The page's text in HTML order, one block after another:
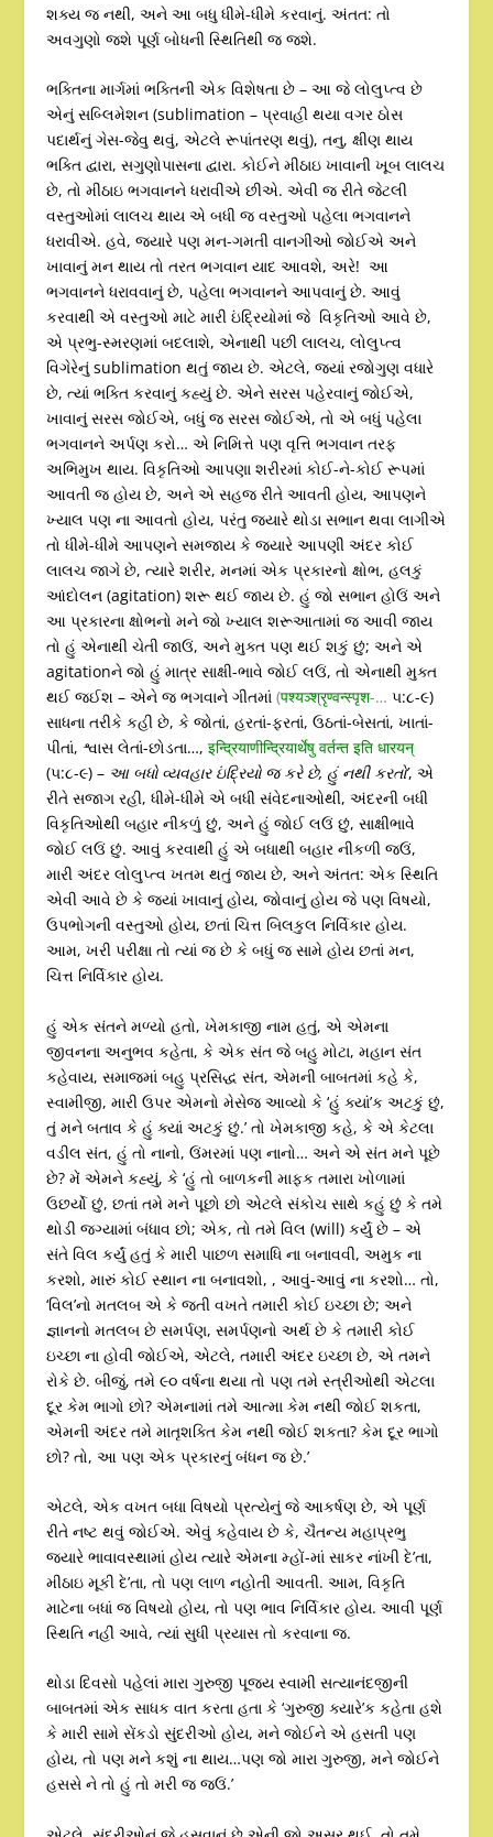
શક્ય જ નથી, અને આ બધુ ધીમે-ધીમે કરવાનું. અંતત: તો
અવગુણો જશે પૂર્ણ બોધની સ્થિતિથી જ જશે.
ભક્તિના માર્ગમાં ભક્તિની એક વિશેષતા છે – આ જે લોલુપ્ત્વ છે
એનું સબ્લિમેશન (sublimation – પ્રવાહી થયા વગર ઠોસ
પદાર્થનું ગેસ-જેવુ થવું, એટલે રૂપાંતરણ થવું), તનુ, ક્ષીણ થાય
ભક્તિ દ્વારા, સગુણોપાસના દ્વારા. કોઈને મીઠાઇ ખાવાની ખૂબ લાલચ
છે, તો મીઠાઇ ભગવાનને ધરાવીએ છીએ. એવી જ રીતે જેટલી
વસ્તુઓમાં લાલચ થાય એ બધી જ વસ્તુઓ પહેલા ભગવાનને
ધરાવીએ. હવે, જ્યારે પણ મન-ગમતી વાનગીઓ જોઈએ અને
ખાવાનું મન થાય તો તરત ભગવાન યાદ આવશે, અરે! આ
ભગવાનને ધરાવવાનું છે, પહેલા ભગવાનને આપવાનું છે. આવું
કરવાથી એ વસ્તુઓ માટે મારી ઇંદ્રિયોમાં જે વિકૃતિઓ આવે છે,
એ પ્રભુ-સ્મરણમાં બદલાશે, એનાથી પછી લાલચ, લોલુપ્ત્વ
વિગેરેનું sublimation થતું જાય છે. એટલે, જ્યાં રજોગુણ વધારે
છે, ત્યાં ભક્તિ કરવાનું કહ્યું છે. એને સરસ પહેરવાનું જોઈએ,
ખાવાનું સરસ જોઈએ, બધું જ સરસ જોઈએ, તો એ બધું પહેલા
ભગવાનને અર્પણ કરો… એ નિમિત્તે પણ વૃત્તિ ભગવાન તરફ
અભિમુખ થાય. વિકૃતિઓ આપણા શરીરમાં કોઈ-ને-કોઈ રૂપમાં
આવતી જ હોય છે, અને એ સહજ રીતે આવતી હોય, આપણને
ખ્યાલ પણ ના આવતો હોય, પરંતુ જ્યારે થોડા સભાન થવા લાગીએ
તો ધીમે-ધીમે આપણને સમજાય કે જ્યારે આપણી અંદર કોઈ
લાલચ જાગે છે, ત્યારે શરીર, મનમાં એક પ્રકારનો ક્ષોભ, હલકું
આંદોલન (agitation) શરૂ થઈ જાય છે. હું જો સભાન હોઉં અને
આ પ્રકારના ક્ષોભનો મને જો ખ્યાલ શરૂઆતામાં જ આવી જાય
તો હું એનાથી ચેતી જાઉં, અને મુક્ત પણ થઈ શકું છું; અને એ
agitationને જો હું માત્ર સાક્ષી-ભાવે જોઈ લઉં, તો એનાથી મુક્ત
થઈ જઈશ – એને જ ભગવાને ગીતમાં (पश्यञ्श्रृण्वन्स्पृश-…૫:૮-૯)
સાધના તરીકે કહી છે, કે જોતાં, હરતાં-ફરતાં, ઉઠતાં-બેસતાં, ખાતાં-
પીતાં, શ્વાસ લેતાં-છોડતા…,इन्द्रियाणीन्द्रियार्थेषु वर्तन्त इति धारयन्
(૫:૮-૯) – આ બધો વ્યવહાર ઇંદ્રિયો જ કરે છે, હું નથી કરતો’, એ
રીતે સજાગ રહી, ધીમે-ધીમે એ બધી સંવેદનાઓથી, અંદરની બધી
વિકૃતિઓથી બહાર નીકળું છું, અને હું જોઈ લઉં છું, સાક્ષીભાવે
જોઈ લઉં છું. આવું કરવાથી હું એ બધાથી બહાર નીકળી જઉં,
મારી અંદર લોલુપ્ત્વ ખતમ થતું જાય છે, અને અંતત: એક સ્થિતિ
એવી આવે છે કે જ્યાં ખાવાનું હોય, જોવાનું હોય જે પણ વિષયો,
ઉપભોગની વસ્તુઓ હોય, છતાં ચિત્ત બિલકુલ નિર્વિકાર હોય.
આમ, ખરી પરીક્ષા તો ત્યાં જ છે કે બધું જ સામે હોય છતાં મન,
ચિત્ત નિર્વિકાર હોય.
હું એક સંતને મળ્યો હતો, ખેમકાજી નામ હતું, એ એમના
જીવનના અનુભવ કહેતા, કે એક સંત જે બહુ મોટા, મહાન સંત
કહેવાય, સમાજમાં બહુ પ્રસિદ્ધ સંત, એમની બાબતમાં કહે કે,
સ્વામીજી, મારી ઉપર એમનો મેસેજ આવ્યો કે ‘હું ક્યાં’ક અટકું છું,
તું મને બતાવ કે હું ક્યાં અટકું છું.’ તો ખેમકાજી કહે, કે એ કેટલા
વડીલ સંત, હું તો નાનો, ઉંમરમાં પણ નાનો… અને એ સંત મને પૂછે
છે? મેં એમને કહ્યું, કે ‘હું તો બાળકની માફક તમારા ખોળામાં
ઉછર્યો છું, છતાં તમે મને પૂછો છો એટલે સંકોચ સાથે કહું છું કે તમે
થોડી જગ્યામાં બંધાવ છો; એક, તો તમે વિલ (will) કર્યું છે – એ
સંતે વિલ કર્યું હતું કે મારી પાછળ સમાધિ ના બનાવવી, અમુક ના
કરશો, મારું કોઈ સ્થાન ના બનાવશો, , આવું-આવું ના કરશો… તો,
‘વિલ’નો મતલબ એ કે જતી વખતે તમારી કોઈ ઇચ્છા છે; અને
જ્ઞાનનો મતલબ છે સમર્પણ, સમર્પણનો અર્થ છે કે તમારી કોઈ
ઇચ્છા ના હોવી જોઈએ, એટલે, તમારી અંદર ઇચ્છા છે, એ તમને
રોકે છે. બીજું, તમે ૯૦ વર્ષના થયા તો પણ તમે સ્ત્રીઓથી એટલા
દૂર કેમ ભાગો છો? એમનામાં તમે આત્મા કેમ નથી જોઈ શકતા,
એમની અંદર તમે માતૃશક્તિ કેમ નથી જોઈ શકતા? કેમ દૂર ભાગો
છો? તો, આ પણ એક પ્રકારનું બંધન જ છે.’
એટલે, એક વખત બધા વિષયો પ્રત્યેનું જે આકર્ષણ છે, એ પૂર્ણ
રીતે નષ્ટ થવું જોઈએ. એવું કહેવાય છે કે, ચૈતન્ય મહાપ્રભુ
જ્યારે ભાવાવસ્થામાં હોય ત્યારે એમના મ્હોં-માં સાકર નાંખી દે’તા,
મીઠાઇ મૂકી દે’તા, તો પણ લાળ નહોતી આવતી. આમ, વિકૃતિ
માટેના બધાં જ વિષયો હોય, તો પણ ભાવ નિર્વિકાર હોય. આવી પૂર્ણ
સ્થિતિ નહીં આવે, ત્યાં સુધી પ્રયાસ તો કરવાના જ.
થોડા દિવસો પહેલાં મારા ગુરુજી પૂજ્ય સ્વામી સત્યાનંદજીની
બાબતમાં એક સાધક વાત કરતા હતા કે ‘ગુરુજી ક્યારે’ક કહેતા હશે
કે મારી સામે સેંકડો સુંદરીઓ હોય, મને જોઈને એ હસતી પણ
હોય, તો પણ મને કશું ના થાય…પણ જો મારા ગુરુજી, મને જોઈને
હસસે ને તો હું તો મરી જ જઉં.’